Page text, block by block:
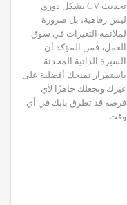
تحديث CV بشكل دوري
ليس رفاهية، بل ضرورة
لملائمة التغيرات في سوق
العمل، فمن المؤكد أن
السيرة الذاتية المحدثة
باستمرار تمنحك أفضلية على
غيرك وتجعلك جاهزًا لأي
فرصة قد تطرق بابك في أي
وقت.